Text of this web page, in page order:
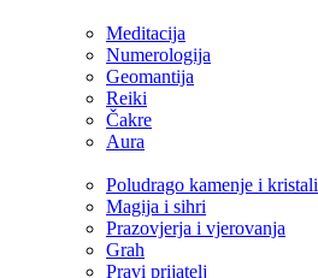
Meditacija
Numerologija
Geomantija
Reiki
Čakre
Aura
Poludrago kamenje i kristali
Magija i sihri
Prazovjerja i vjerovanja
Grah
Pravi prijatelj